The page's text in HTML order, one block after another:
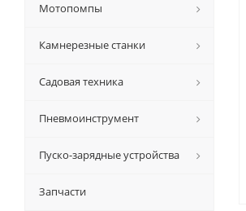
Мотопомпы
Камнерезные станки
Садовая техника
Пневмоинструмент
Пуско-зарядные устройства
Запчасти